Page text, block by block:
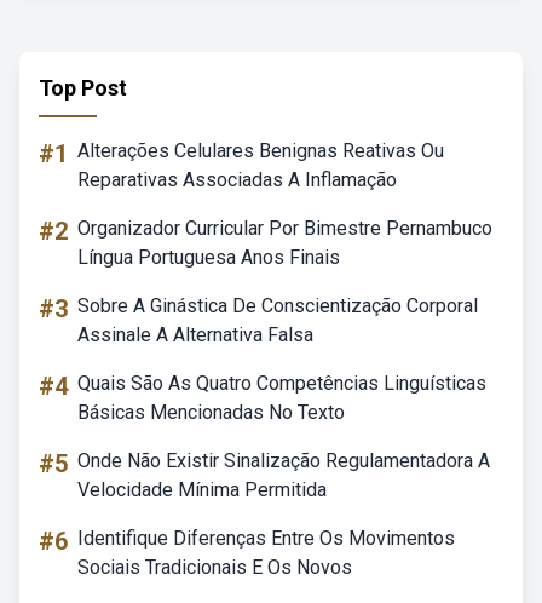
Top Post
#1 Alterações Celulares Benignas Reativas Ou
Reparativas Associadas A Inflamação
#2 Organizador Curricular Por Bimestre Pernambuco
Língua Portuguesa Anos Finais
#3 Sobre A Ginástica De Conscientização Corporal
Assinale A Alternativa Falsa
#4 Quais São As Quatro Competências Linguísticas
Básicas Mencionadas No Texto
#5 Onde Não Existir Sinalização Regulamentadora A
Velocidade Mínima Permitida
#6 Identifique Diferenças Entre Os Movimentos
Sociais Tradicionais E Os Novos